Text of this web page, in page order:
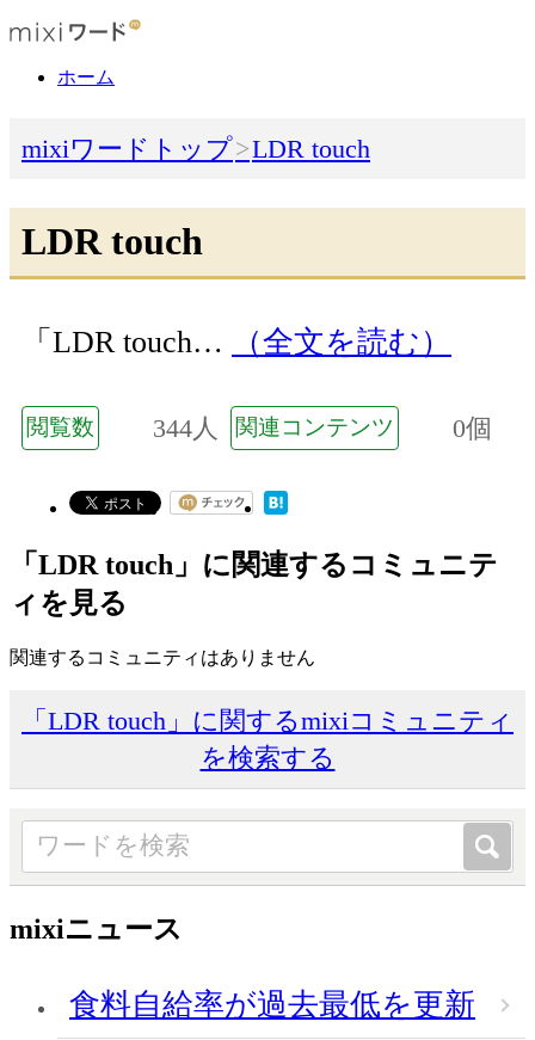
ホーム
mixiワードトップ LDR touch
LDR touch
「LDR touch… （全文を読む）
閲覧数 344人 関連コンテンツ 0個
「LDR touch」に関連するコミュニテ
ィを見る
関連するコミュニティはありません
「LDR touch」に関するmixiコミュニティ
を検索する
mixiニュース
食料自給率が過去最低を更新